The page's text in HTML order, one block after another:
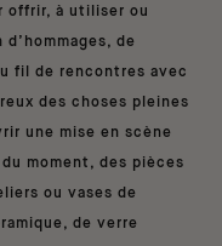
offrir, à utiliser ou
de
fil de rencontres avec
des choses pleines
une mise en scène
moment, des pièces
ou vases de
de verre